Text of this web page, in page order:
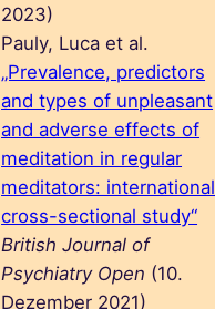
2023)
Pauly, Luca et al.
„Prevalence, predictors
and types of unpleasant
and adverse effects of
meditation in regular
meditators: international
cross-sectional study“
British Journal of
Psychiatry Open (10.
Dezember 2021)